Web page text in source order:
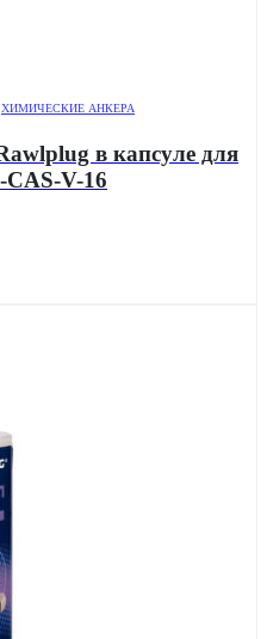
ХИМИЧЕСКИЕ АНКЕРА
в капсуле для
V-16